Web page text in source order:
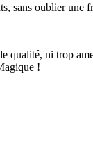
sans oublier une
qualité, ni trop
!